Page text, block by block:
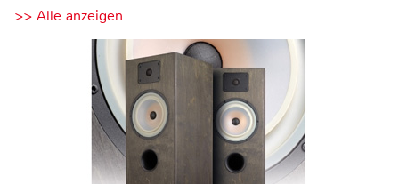
>> Alle anzeigen